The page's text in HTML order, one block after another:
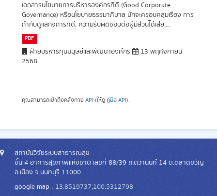
เอกสารนโยบายการบริหารองค์กรที่ดี (Good Corporate
Governance) หรือนโยบายธรรมาภิบาล มักจะครอบคลุมเรื่อง การ
กำกับดูแลกิจการที่ดี, ความรับผิดชอบต่อผู้มีส่วนได้เสีย,...
PDF
ฝ่ายบริหารทุนมนุษย์และพัฒนาองค์กร
13 พฤศจิกายน
2568
คุณสามารถเข้าถึงคลังทาง API (ให้ดู คู่มือ API).
สถาบันวิจัยระบบสาธารณสุข
ชั้น 4 อาคารสุขภาพแห่งชาติ เลขที่ 88/39 ถ.ติวานนท์ 14 ต.ตลาดขวัญ
อ.เมือง จ.นนทบุรี 11000
google map : 13.8519737,100.5312798